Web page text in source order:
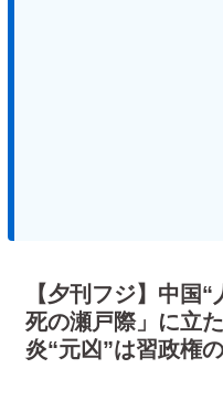
【夕刊フジ】中国
死の瀬戸際」に立
炎“元凶”は習政権